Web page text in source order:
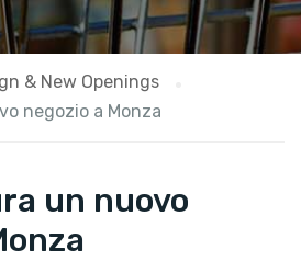
& New Openings
negozio a Monza
un nuovo